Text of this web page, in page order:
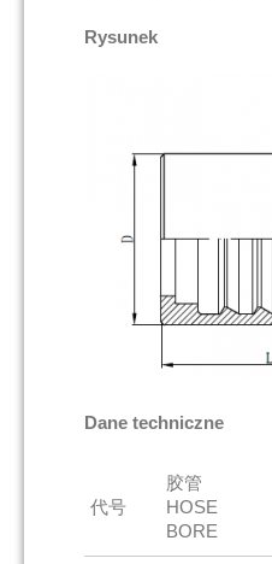
Rysunek
Dane techniczne
代号
胶管
HOSE
BORE